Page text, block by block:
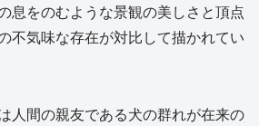
息をのむような景観の美しさと頂点
不気味な存在が対比して描かれてい
人間の親友である犬の群れが在来の